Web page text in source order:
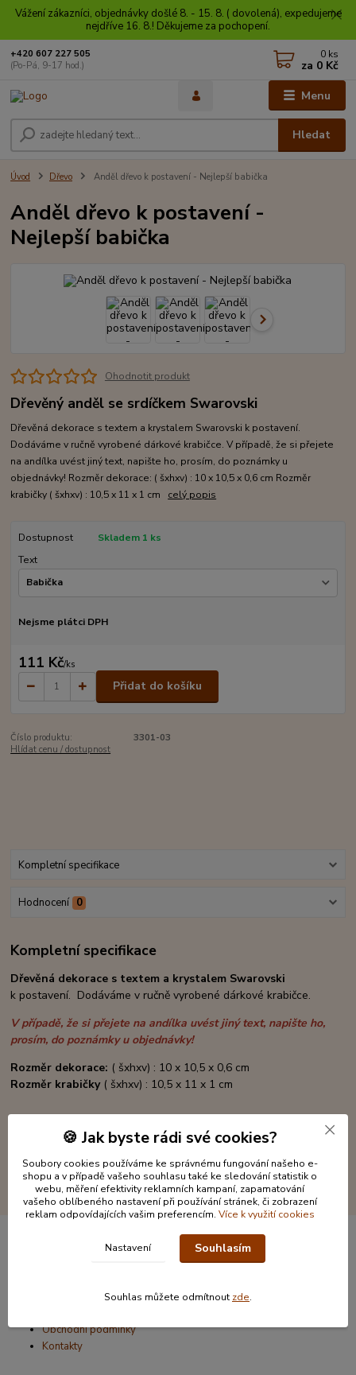
Vážení zákazníci, objednávky došlé 8. - 15. 8. ( dovolená), expedujeme
nejdříve 16. 8.! Děkujeme za pochopení.
Menu
Hledat
+420 607 227 505
(Po-Pá, 9-17 hod.)
0 ks
za 0 Kč
Úvod Dřevo Anděl dřevo k postavení - Nejlepší babička
Anděl dřevo k postavení -
Nejlepší babička
Ohodnotit produkt
Dřevěný anděl se srdíčkem Swarovski
Dřevěná dekorace s textem a krystalem Swarovski k postavení.
Dodáváme v ručně vyrobené dárkové krabičce. V případě, že si přejete
na andílka uvést jiný text, napište ho, prosím, do poznámky u
objednávky! Rozměr dekorace: ( šxhxv) : 10 x 10,5 x 0,6 cm Rozměr
krabičky ( šxhxv) : 10,5 x 11 x 1 cm celý popis
Dostupnost
Skladem 1 ks
Text
Nejsme plátci DPH
111 Kč/ks
Přidat do košíku
Číslo produktu:
3301-03
Hlídat cenu / dostupnost
Kompletní specifikace
Hodnocení 0
Kompletní specifikace
Dřevěná dekorace s textem a krystalem Swarovski
k postavení. Dodáváme v ručně vyrobené dárkové krabičce.
V případě, že si přejete na andílka uvést jiný text, napište ho,
prosím, do poznámky u objednávky!
Rozměr dekorace: ( šxhxv) : 10 x 10,5 x 0,6 cm
Rozměr krabičky ( šxhxv) : 10,5 x 11 x 1 cm
Informace pro zákazníky
Obchodní podmínky
Kontakty
🍪 Jak byste rádi své cookies?
Soubory cookies používáme ke správnému fungování našeho e-
shopu a v případě vašeho souhlasu také ke sledování statistik o
webu, měření efektivity reklamních kampaní, zapamatování
vašeho oblíbeného nastavení při používání stránek, či zobrazení
reklam odpovídajících vašim preferencím. Více k využití cookies
Nastavení Souhlasím
Souhlas můžete odmítnout zde.